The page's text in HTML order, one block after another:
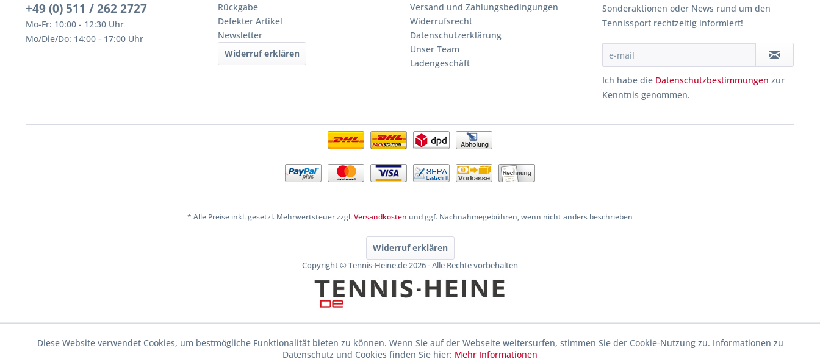
+49 (0) 511 / 262 2727
Mo-Fr: 10:00 - 12:30 Uhr
Mo/Die/Do: 14:00 - 17:00 Uhr
Rückgabe
Defekter Artikel
Newsletter
Widerruf erklären
Versand und Zahlungsbedingungen
Widerrufsrecht
Datenschutzerklärung
Unser Team
Ladengeschäft
Sonderaktionen oder News rund um den
Tennissport rechtzeitig informiert!
Ich habe die Datenschutzbestimmungen zur
Kenntnis genommen.
* Alle Preise inkl. gesetzl. Mehrwertsteuer zzgl.Versandkosten und ggf. Nachnahmegebühren, wenn nicht anders beschrieben
Widerruf erklären
Copyright © Tennis-Heine.de 2026 - Alle Rechte vorbehalten
Diese Website verwendet Cookies, um bestmögliche Funktionalität bieten zu können. Wenn Sie auf der Webseite weitersurfen, stimmen Sie der Cookie-Nutzung zu. Informationen zu
Datenschutz und Cookies finden Sie hier: Mehr Informationen